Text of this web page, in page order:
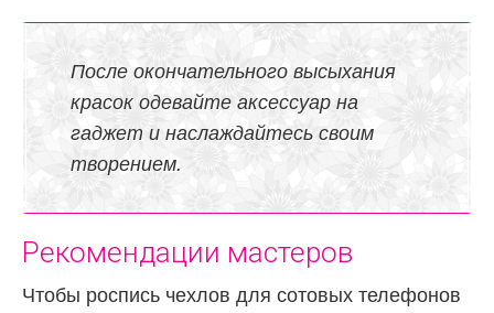
После окончательного высыхания
красок одевайте аксессуар на
гаджет и наслаждайтесь своим
творением.
Рекомендации мастеров
Чтобы роспись чехлов для сотовых телефонов